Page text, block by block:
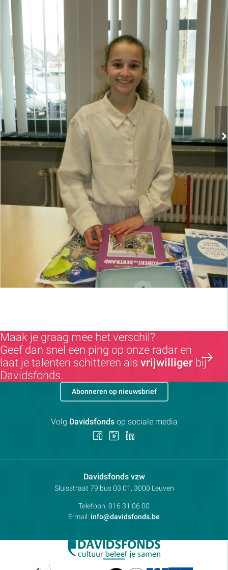
Maak je graag mee het verschil?
Geef dan snel een ping op onze radar en
laat je talenten schitteren als vrijwilliger bij
Davidsfonds.
Davidsfonds vzwContactpersoon:
Adres:
Sluisstraat 79 bus 03.01, 3000 Leuven
Telefoon: 016 31 06 00
E-mail: info@davidsfonds.be
Abonneren op nieuwsbrief
Volg Davidsfondsop sociale media
Volg Volg